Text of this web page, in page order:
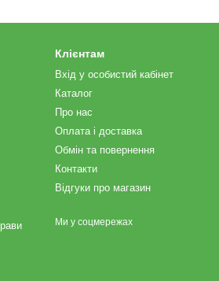
Клієнтам
Вхід у особистий кабінет
Каталог
Про нас
Оплата і доставка
Обмін та повернення
Контакти
Відгуки про магазин
Ми у соцмережах